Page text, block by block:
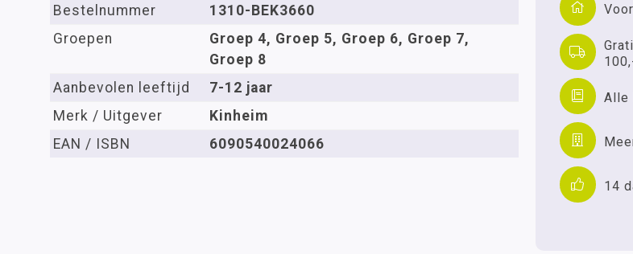
Alle
14
Bestelnummer
1310-BEK3660
Groepen
Groep 4, Groep 5, Groep 6, Groep 7,
Groep 8
Aanbevolen leeftijd
7-12 jaar
Merk / Uitgever
Kinheim
EAN / ISBN
6090540024066